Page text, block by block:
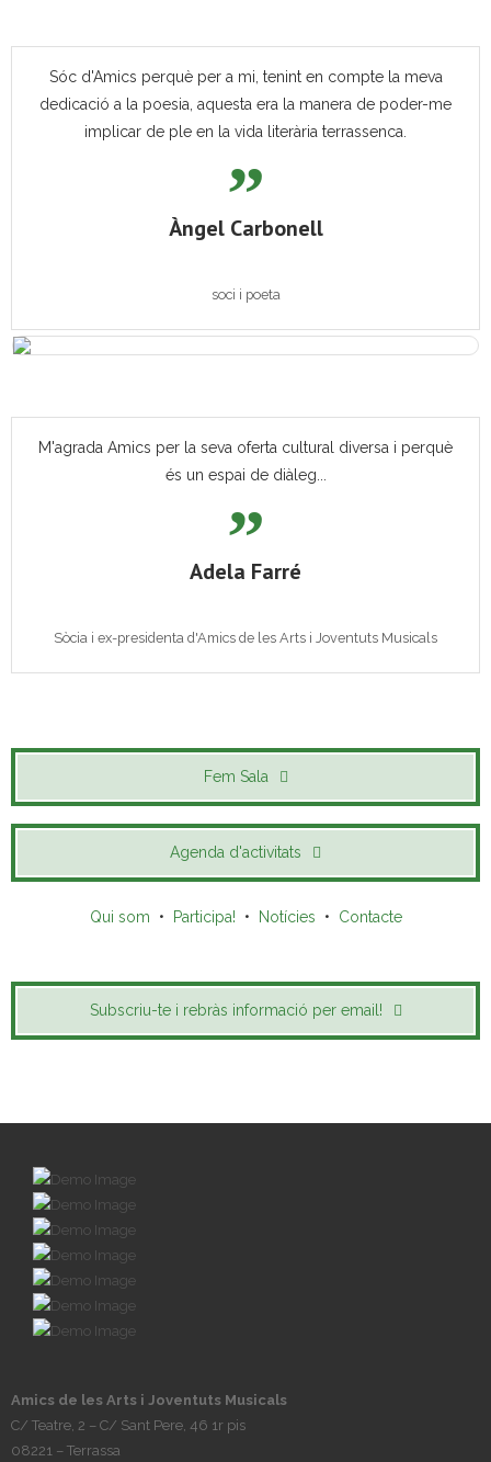
Sóc d'Amics perquè per a mi, tenint en compte la meva
dedicació a la poesia, aquesta era la manera de poder-me
implicar de ple en la vida literària terrassenca.
Àngel Carbonell
soci i poeta
M'agrada Amics per la seva oferta cultural diversa i perquè
és un espai de diàleg...
Adela Farré
Sòcia i ex-presidenta d'Amics de les Arts i Joventuts Musicals
Fem Sala
Agenda d'activitats
Qui som • Participa! • Notícies • Contacte
Subscriu-te i rebràs informació per email!
Amics de les Arts i Joventuts Musicals
C/ Teatre, 2 – C/ Sant Pere, 46 1r pis
08221 – Terrassa